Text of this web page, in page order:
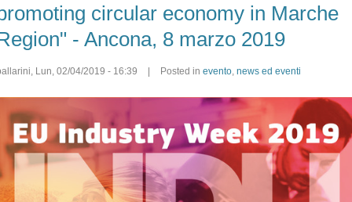
circular economy in Marche
- Ancona, 8 marzo 2019
, Lun, 02/04/2019 - 16:39 Posted in evento, news ed eventi